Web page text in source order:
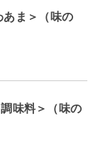
ま＞（味の
味料＞（味の